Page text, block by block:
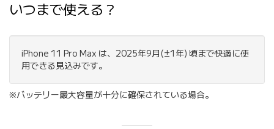
いつまで使える？
iPhone 11 Pro Max は、2025年9月(±1年) 頃まで快適に使
用できる見込みです。
※バッテリー最大容量が十分に確保されている場合。